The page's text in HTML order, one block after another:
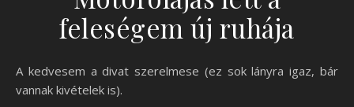
feleségem új ruhája
A kedvesem a divat szerelmese (ez sok lányra igaz, bár
vannak kivételek is).